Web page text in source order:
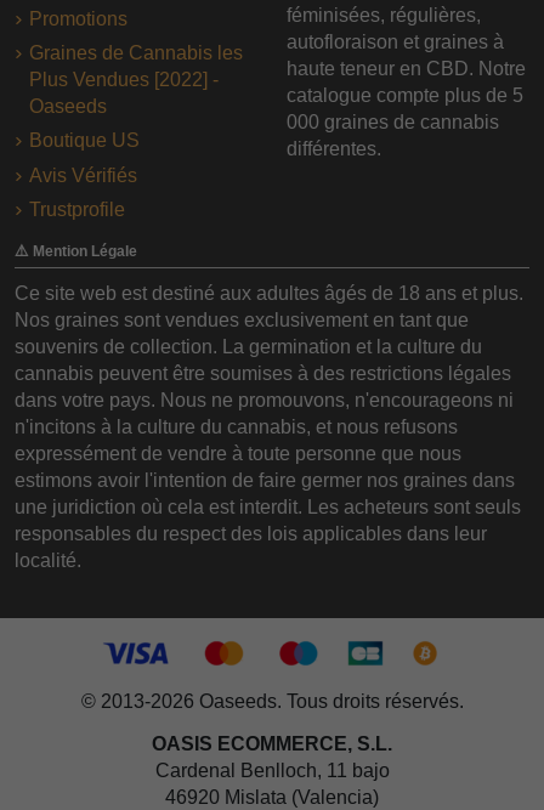
Promotions
Graines de Cannabis les
Plus Vendues [2022] -
Oaseeds
Boutique US
Avis Vérifiés
Trustprofile
féminisées, régulières,
autofloraison et graines à
haute teneur en CBD. Notre
catalogue compte plus de 5
000 graines de cannabis
différentes.
⚠️ Mention Légale
Ce site web est destiné aux adultes âgés de 18 ans et plus.
Nos graines sont vendues exclusivement en tant que
souvenirs de collection. La germination et la culture du
cannabis peuvent être soumises à des restrictions légales
dans votre pays. Nous ne promouvons, n'encourageons ni
n'incitons à la culture du cannabis, et nous refusons
expressément de vendre à toute personne que nous
estimons avoir l'intention de faire germer nos graines dans
une juridiction où cela est interdit. Les acheteurs sont seuls
responsables du respect des lois applicables dans leur
localité.
© 2013-2026 Oaseeds. Tous droits réservés.
OASIS ECOMMERCE, S.L.
Cardenal Benlloch, 11 bajo
46920 Mislata (Valencia)